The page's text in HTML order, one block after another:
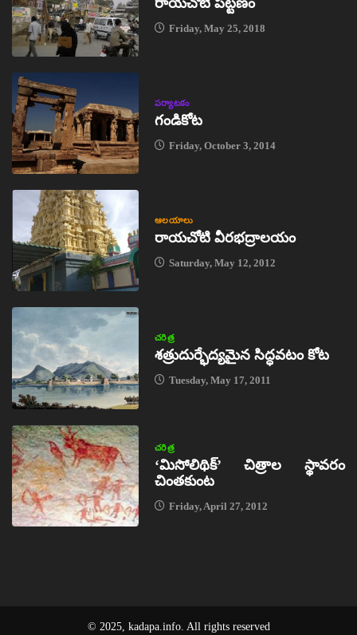
రాయచోటి పట్టణం
Friday, May 25, 2018
పర్యాటకం
గండికోట
Friday, October 3, 2014
ఆలయాలు
రాయచోటి వీరభద్రాలయం
Saturday, May 12, 2012
చరిత్ర
శత్రుదుర్భేద్యమైన సిద్ధవటం కోట
Tuesday, May 17, 2011
చరిత్ర
‘మిసోలిథిక్‌’ చిత్రాల స్థావరం
చింతకుంట
Friday, April 27, 2012
© 2025, kadapa.info. All rights reserved